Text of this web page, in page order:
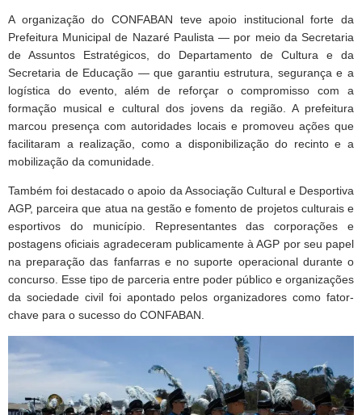
A organização do CONFABAN teve apoio institucional forte da
Prefeitura Municipal de Nazaré Paulista — por meio da Secretaria
de Assuntos Estratégicos, do Departamento de Cultura e da
Secretaria de Educação — que garantiu estrutura, segurança e a
logística do evento, além de reforçar o compromisso com a
formação musical e cultural dos jovens da região. A prefeitura
marcou presença com autoridades locais e promoveu ações que
facilitaram a realização, como a disponibilização do recinto e a
mobilização da comunidade.
Também foi destacado o apoio da Associação Cultural e Desportiva
AGP, parceira que atua na gestão e fomento de projetos culturais e
esportivos do município. Representantes das corporações e
postagens oficiais agradeceram publicamente à AGP por seu papel
na preparação das fanfarras e no suporte operacional durante o
concurso. Esse tipo de parceria entre poder público e organizações
da sociedade civil foi apontado pelos organizadores como fator-
chave para o sucesso do CONFABAN.